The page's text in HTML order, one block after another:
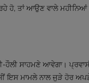
ਰਹੇ ਹੋ, ਤਾਂ ਆਉਣ ਵਾਲੇ
ਸਾਹਮਣੇ ਆਵੇਗਾ।
ਇਸ ਮਾਮਲੇ ਨਾਲ ਜੁੜੇ ਹੋਰ